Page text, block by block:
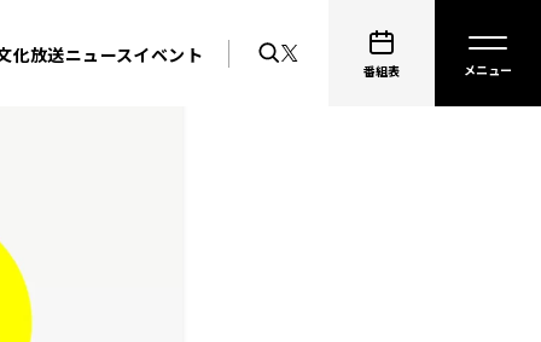
化放送ニュースイベント
番組表